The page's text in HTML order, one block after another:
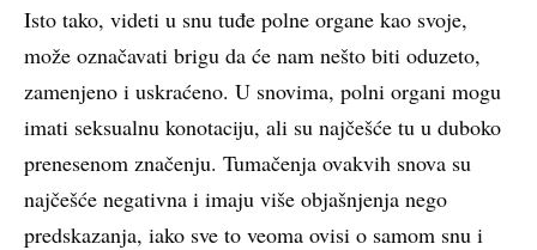
Isto tako, videti u snu tuđe polne organe kao svoje,
može označavati brigu da će nam nešto biti oduzeto,
zamenjeno i uskraćeno. U snovima, polni organi mogu
imati seksualnu konotaciju, ali su najčešće tu u duboko
prenesenom značenju. Tumačenja ovakvih snova su
najčešće negativna i imaju više objašnjenja nego
predskazanja, iako sve to veoma ovisi o samom snu i